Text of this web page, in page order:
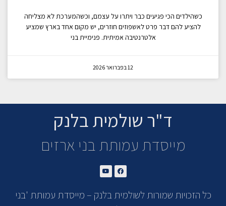
כשהילדים הכי פגיעים כבר ויתרו על עצמם, וכשהמערכת לא מצליחה
להציע להם דבר פרט לאשפוזים חוזרים, יש מקום אחד בארץ שמציע
אלטרנטיבה אמיתית. פנימיית בני
12 בפברואר 2026
ד"ר שולמית בלנק
מייסדת עמותת בני ארזים
כל הזכויות שמורות לשולמית בלנק – מייסדת עמותת 'בני